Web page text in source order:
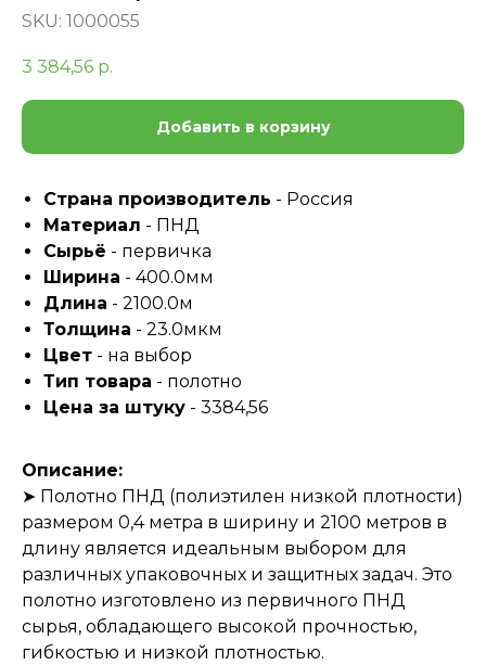
SKU: 1000055
3 384,56 р.
Добавить в корзину
Страна производитель - Россия
Материал - ПНД
Сырьё - первичка
Ширина - 400.0мм
Длина - 2100.0м
Толщина - 23.0мкм
Цвет - на выбор
Тип товара - полотно
Цена за штуку - 3384,56
Описание:
➤ Полотно ПНД (полиэтилен низкой плотности)
размером 0,4 метра в ширину и 2100 метров в
длину является идеальным выбором для
различных упаковочных и защитных задач. Это
полотно изготовлено из первичного ПНД
сырья, обладающего высокой прочностью,
гибкостью и низкой плотностью.